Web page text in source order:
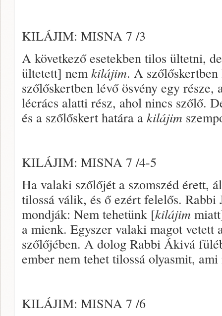
KILÁJIM: MISNA 7 /3
A következő esetekben tilos ültetni,
ültetett] nem kilájim. A
szőlőskertben lévő ösvény egy része,
lécrács alatti rész, ahol nincs szőlő.
és a szőlőskert határa a kilájim
KILÁJIM: MISNA 7 /4-5
Ha valaki szőlőjét a szomszéd érett,
tilossá válik, és ő ezért felelős. Rabbi
mondják: Nem tehetünk [kilájim
a mienk. Egyszer valaki magot vetett
szőlőjében. A dolog Rabbi Ákivá
ember nem tehet tilossá olyasmit, ami
KILÁJIM: MISNA 7 /6